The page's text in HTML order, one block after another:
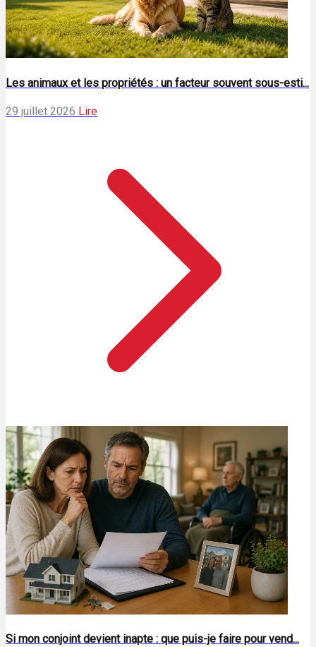
Les animaux et les propriétés : un facteur souvent sous-esti...
29 juillet 2026 Lire
Si mon conjoint devient inapte : que puis-je faire pour vend...